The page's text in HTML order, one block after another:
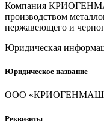
Компания
производством
нержавеющего и
Юридическая
Юридическое название
ООО
Реквизиты